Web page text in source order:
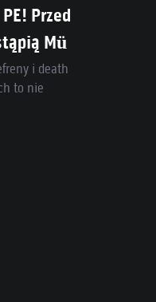
Przed
Mü
i death
to nie